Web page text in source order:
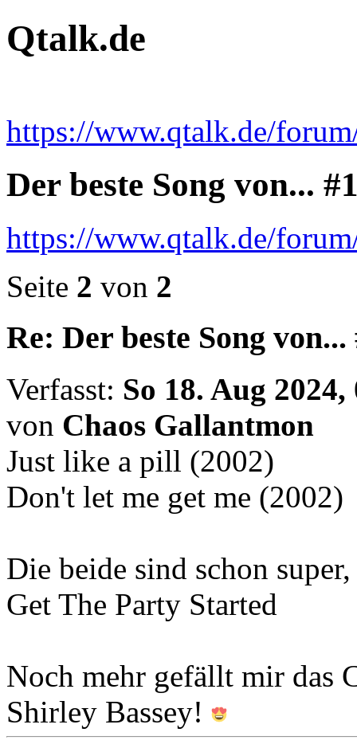
Qtalk.de
https://www.qtalk.de/
Der beste Song von...
https://www.qtalk.de/
Seite 2 von 2
Re: Der beste Song
Verfasst: So 18. Aug 2024,
von Chaos Gallantmon
Just like a pill (2002)
Don't let me get me (2002)
Die beide sind schon
Get The Party Started
Noch mehr gefällt mir das
Shirley Bassey!